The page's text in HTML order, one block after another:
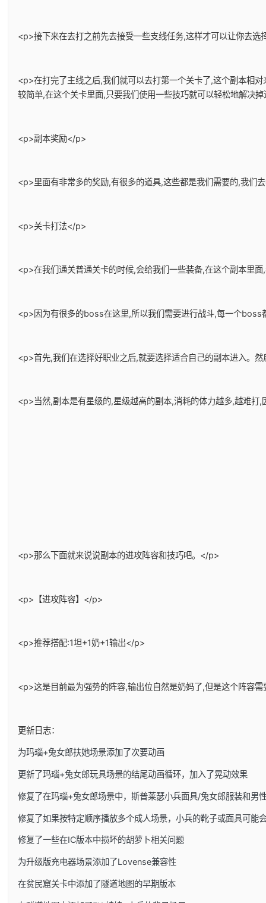
<p>接下来在去打之前先去接受一些支线任务,这样才可以让你去
<p>在打完了主线之后,我们就可以去打第一个关卡了,这个副本相
较简单,在这个关卡里面,只要我们使用一些技巧就可以轻松地解决
<p>副本奖励</p>
<p>里面有非常多的奖励,有很多的道具,这些都是我们需要的,我们
<p>关卡打法</p>
<p>在我们通关普通关卡的时候,会给我们一些装备,在这个副本里
<p>因为有很多的boss在这里,所以我们需要进行战斗,每一个
<p>首先,我们在选择好职业之后,就要选择适合自己的副本进入。
<p>当然,副本是有星级的,星级越高的副本,消耗的体力越多,越难
<p>那么下面就来说说副本的进攻阵容和技巧吧。</p>
<p>【进攻阵容】</p>
<p>推荐搭配:1坦+1奶+1输出</p>
<p>这是目前最为强势的阵容,输出位自然是奶妈了,但是这个阵容
更新日志：
为玛瑙+兔女郎扶她场景添加了次要动画
更新了玛瑙+兔女郎玩具场景的结尾动画循环，加入了晃动效果
修复了在玛瑙+兔女郎场景中，斯普莱瑟小兵面具/兔女郎服装和男
修复了如果按特定顺序播放多个成人场景，小兵的靴子或面具可能
修复了一些在IC版本中损坏的胡萝卜相关问题
为升级版充电器场景添加了Lovense兼容性
在贫民窟关卡中添加了隧道地图的早期版本